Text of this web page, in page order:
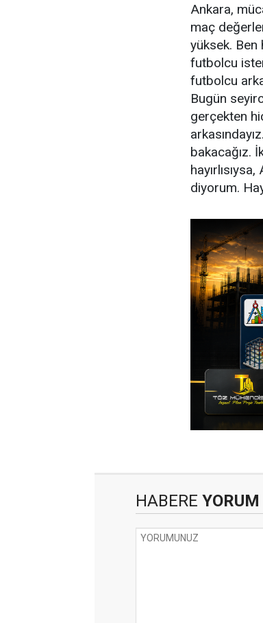
Ankara,
maç
yüksek. Ben
futbolcu
futbolcu
Bugün
gerçekten
bakacağız.
diyorum.
HABERE